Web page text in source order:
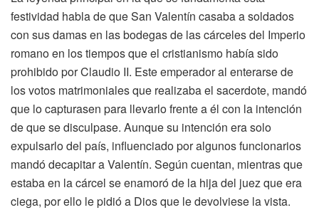
festividad habla de que San Valentín casaba a soldados
con sus damas en las bodegas de las cárceles del Imperio
romano en los tiempos que el cristianismo había sido
prohibido por Claudio II. Este emperador al enterarse de
los votos matrimoniales que realizaba el sacerdote, mandó
que lo capturasen para llevarlo frente a él con la intención
de que se disculpase. Aunque su intención era solo
expulsarlo del país, influenciado por algunos funcionarios
mandó decapitar a Valentín. Según cuentan, mientras que
estaba en la cárcel se enamoró de la hija del juez que era
ciega, por ello le pidió a Dios que le devolviese la vista.